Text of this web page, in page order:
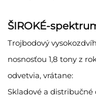
ŠIROKÉ-
Trojbodový
nosnosťou 1,8 tony z
odvetvia, vrátane:
Skladové a distribučné